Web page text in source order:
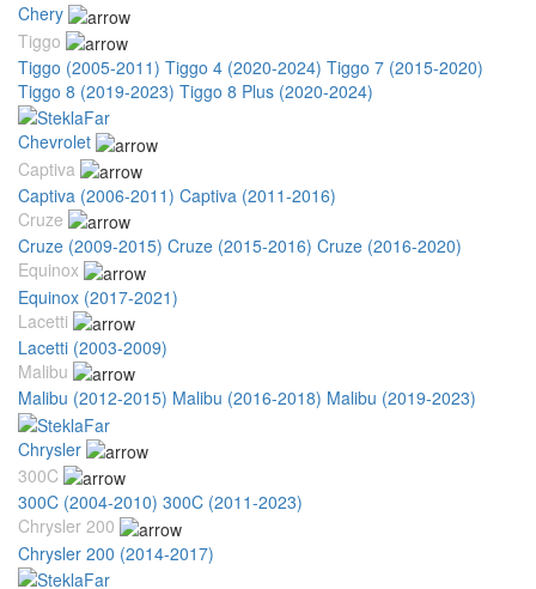
Chery
Tiggo
Tiggo (2005-2011) Tiggo 4 (2020-2024) Tiggo 7 (2015-2020)
Tiggo 8 (2019-2023) Tiggo 8 Plus (2020-2024)
Chevrolet
Captiva
Captiva (2006-2011) Captiva (2011-2016)
Cruze
Cruze (2009-2015) Cruze (2015-2016) Cruze (2016-2020)
Equinox
Equinox (2017-2021)
Lacetti
Lacetti (2003-2009)
Malibu
Malibu (2012-2015) Malibu (2016-2018) Malibu (2019-2023)
Chrysler
300C
300C (2004-2010) 300C (2011-2023)
Chrysler 200
Chrysler 200 (2014-2017)